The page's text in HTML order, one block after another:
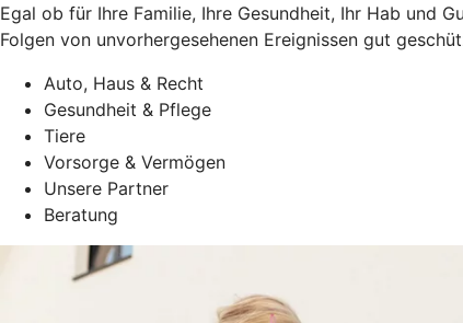
Egal ob für Ihre Familie, Ihre Gesundheit, Ihr Hab und
Folgen von unvorhergesehenen Ereignissen gut
Auto, Haus & Recht
Gesundheit & Pflege
Tiere
Vorsorge & Vermögen
Unsere Partner
Beratung